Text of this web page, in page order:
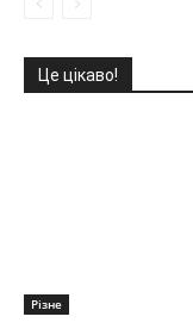
Це цікаво!
Різне